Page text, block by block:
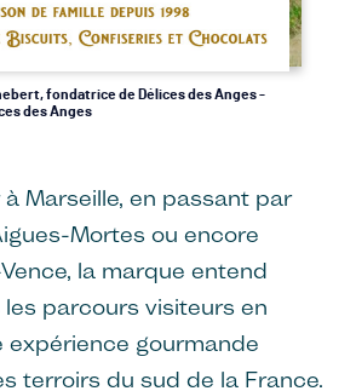
fondatrice de Délices des Anges -
des Anges
Marseille, en passant par
Mortes ou encore
la marque entend
les parcours visiteurs en
expérience gourmande
terroirs du sud de la France.